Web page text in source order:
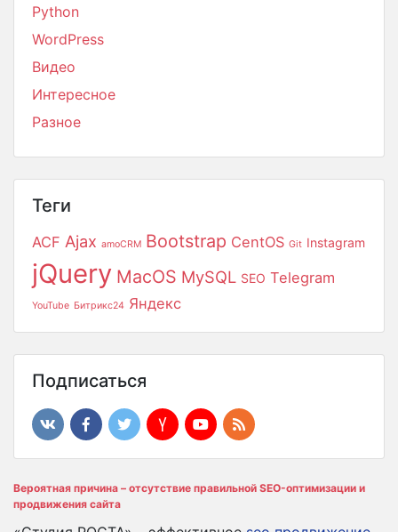
Python
WordPress
Видео
Интересное
Разное
Теги
ACF Ajax amoCRM Bootstrap CentOS Git Instagram
jQuery MacOS MySQL SEO Telegram
YouTube Битрикс24 Яндекс
Подписаться
Вероятная причина – отсутствие правильной SEO-оптимизации и
продвижения сайта